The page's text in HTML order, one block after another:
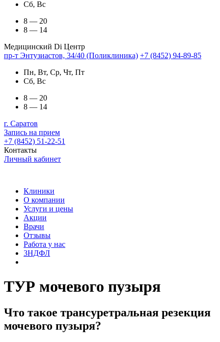
Сб, Вс
8 — 20
8 — 14
Медицинский Di Центр
пр-т Энтузиастов, 34/40 (Поликлиника) +7 (8452) 94-89-85
Пн, Вт, Ср, Чт, Пт
Сб, Вс
8 — 20
8 — 14
г. Саратов
Запись на прием
+7 (8452) 51-22-51
Контакты
Личный кабинет
Клиники
О компании
Услуги и цены
Акции
Врачи
Отзывы
Работа у нас
3НДФЛ
ТУР мочевого пузыря
Что такое трансуретральная резекция
мочевого пузыря?